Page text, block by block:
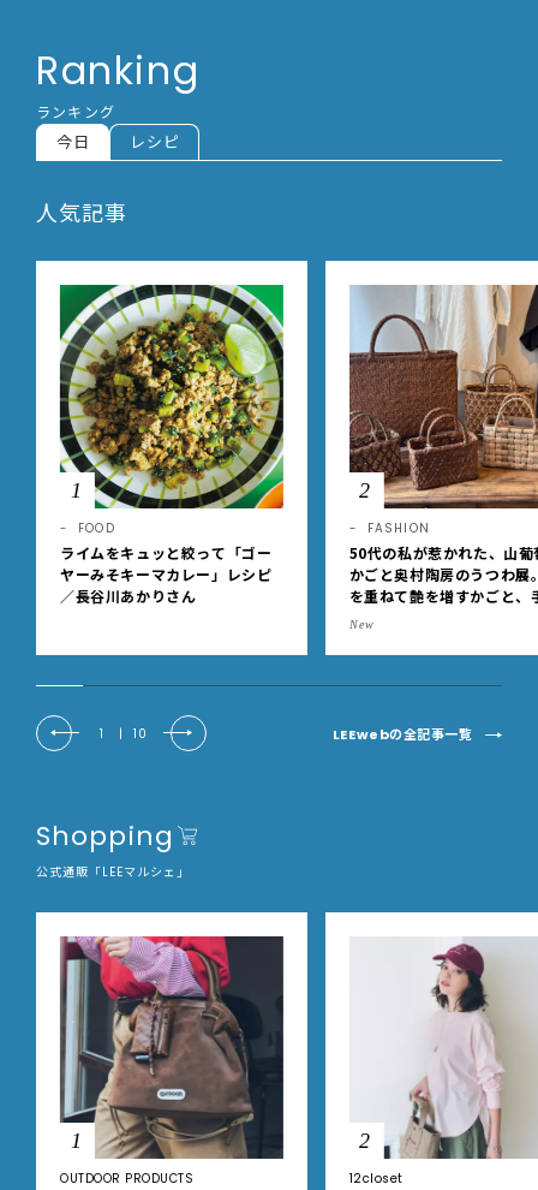
Ranking
ランキング
今日 レシピ
人気記事
1
FOOD
ライムをキュッと絞って「ゴー
ヤーみそキーマカレー」レシピ
／長谷川あかりさん
2
FASHION
50代の私が惹かれた、山葡
かごと奥村陶房のうつわ展
を重ねて艶を増すかごと、
事の美しさに出会いました
New
1 | 10 LEEwebの全記事一覧
Shopping
公式通販「LEEマルシェ」
1
OUTDOOR PRODUCTS
2
12closet